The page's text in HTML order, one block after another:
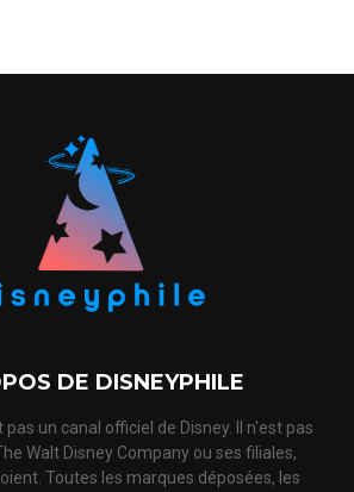
DE DISNEYPHILE
un canal officiel de Disney. Il n'est pas
Walt Disney Company ou ses filiales,
Toutes les marques déposées, les